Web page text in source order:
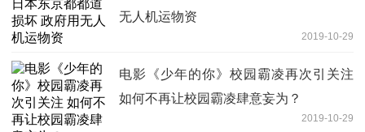
无人机运物资
2019-10-29
电影《少年的你》校园霸凌再次引关注
如何不再让校园霸凌肆意妄为？
2019-10-29